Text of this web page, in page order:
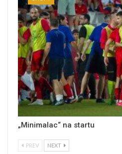
„Minimalac“ na startu
PREV NEXT